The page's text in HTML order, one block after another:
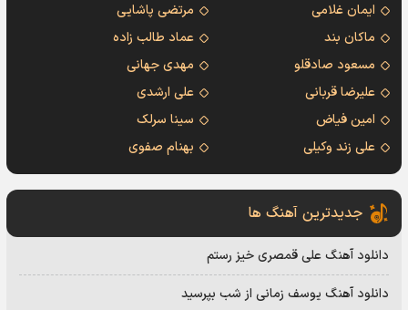
ایمان غلامی
مرتضی پاشایی
ماکان بند
عماد طالب زاده
مسعود صادقلو
مهدی جهانی
علیرضا قربانی
علی ارشدی
امین فیاض
سینا سرلک
علی زند وکیلی
بهنام صفوی
جدیدترین آهنگ ها
دانلود آهنگ علی قمصری خیز رستم
دانلود آهنگ یوسف زمانی از شب بپرسید